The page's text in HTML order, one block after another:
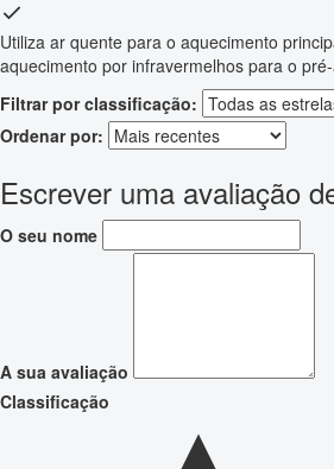
Utiliza ar quente para o aquecimento
aquecimento por infravermelhos para o
Filtrar por classificação:
Ordenar por:
Escrever uma avaliação
O seu nome
A sua avaliação
Classificação